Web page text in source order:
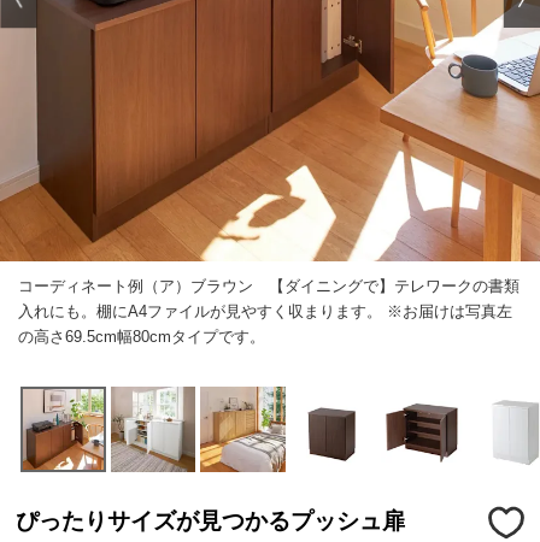
コーディネート例（ア）ブラウン 【ダイニングで】テレワークの書類
入れにも。棚にA4ファイルが見やすく収まります。 ※お届けは写真左
の高さ69.5cm幅80cmタイプです。
ぴったりサイズが見つかるプッシュ扉